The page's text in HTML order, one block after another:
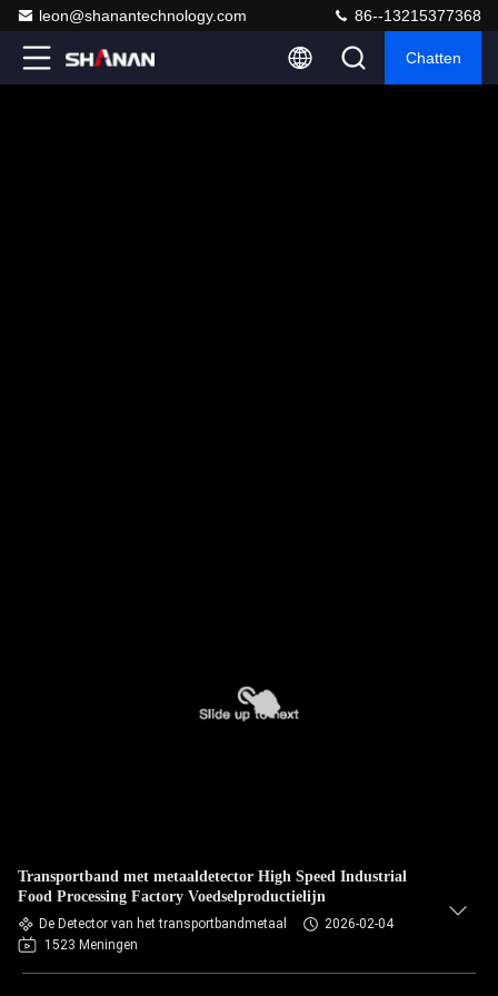
leon@shanantechnology.com 86--13215377368
Chatten
Transportband met metaaldetector High Speed Industrial
Food Processing Factory Voedselproductielijn
De Detector van het transportbandmetaal
2026-02-04
1523 Meningen